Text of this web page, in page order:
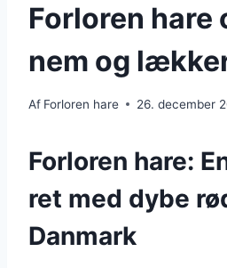
Forloren
nem og
Af Forloren hare 26. december
Forloren hare:
ret med dybe
Danmark